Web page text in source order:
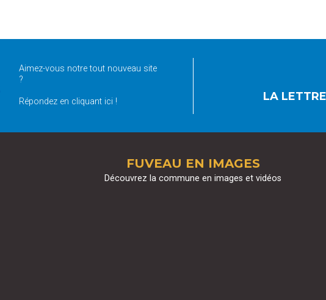
Aimez-vous notre tout nouveau site
?
Répondez en cliquant ici ! LA
FUVEAU EN IMAGES
Découvrez la commune en images et vidéos